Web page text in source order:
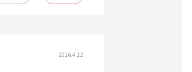
2026.4.12